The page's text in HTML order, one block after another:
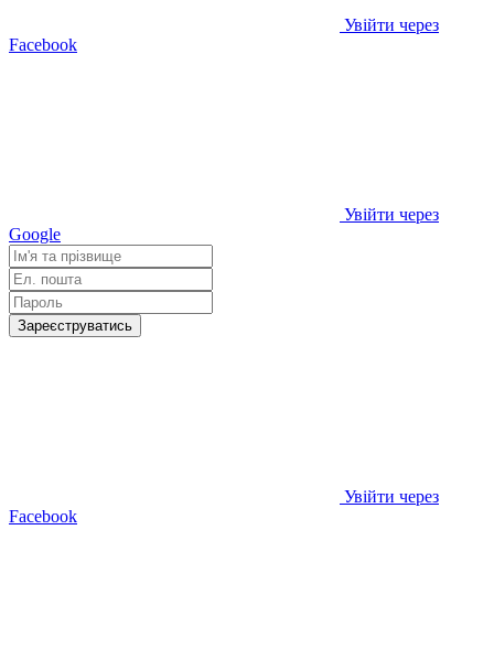
Увійти через
Facebook
Увійти через
Google
Зареєструватись
Увійти через
Facebook